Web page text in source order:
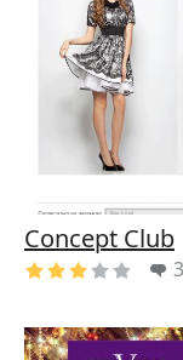
Concept Club
3